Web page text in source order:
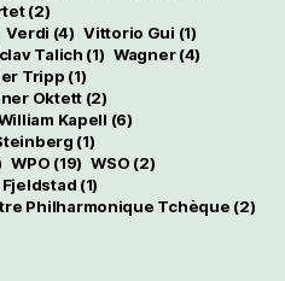
(2)
Verdi (4) Vittorio Gui (1)
Talich (1) Wagner(4)
Tripp (1)
Oktett (2)
Kapell (6)
(1)
WPO (19) WSO (2)
(1)
Philharmonique Tchèque (2)